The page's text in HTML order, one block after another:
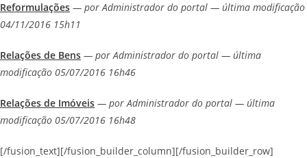
Reformulações — por Administrador do portal — última modificação
04/11/2016 15h11
Relações de Bens — por Administrador do portal — última
modificação 05/07/2016 16h46
Relações de Imóveis — por Administrador do portal — última
modificação 05/07/2016 16h48
[/fusion_text][/fusion_builder_column][/fusion_builder_row]